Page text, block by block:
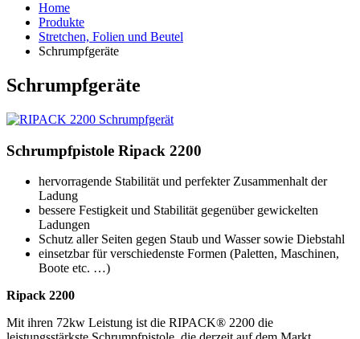
Home
Produkte
Stretchen, Folien und Beutel
Schrumpfgeräte
Schrumpfgeräte
Schrumpfpistole Ripack 2200
hervorragende Stabilität und perfekter Zusammenhalt der
Ladung
bessere Festigkeit und Stabilität gegenüber gewickelten
Ladungen
Schutz aller Seiten gegen Staub und Wasser sowie Diebstahl
einsetzbar für verschiedenste Formen (Paletten, Maschinen,
Boote etc. …)
Ripack 2200
Mit ihren 72kw Leistung ist die RIPACK® 2200 die